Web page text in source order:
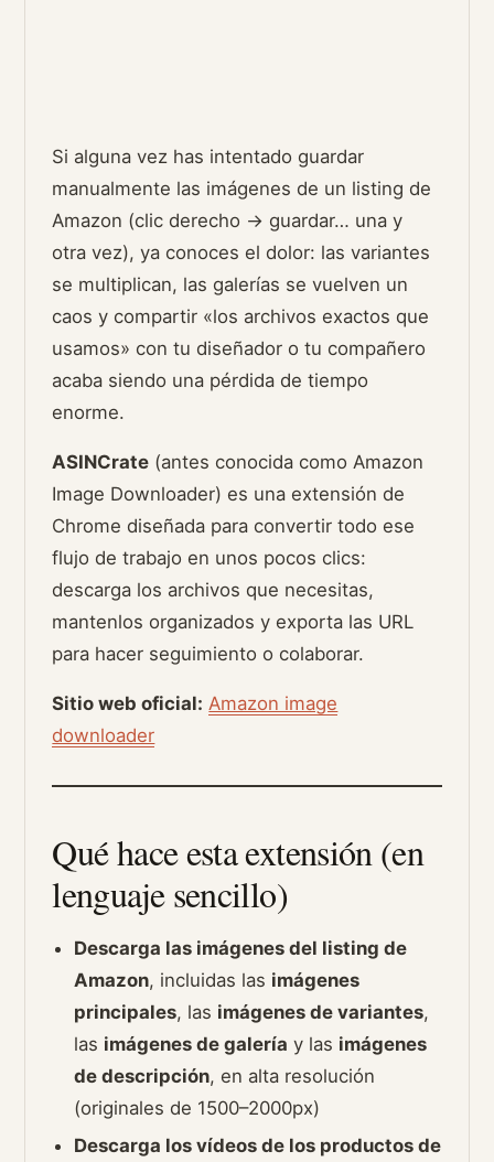
Si alguna vez has intentado guardar
manualmente las imágenes de un listing de
Amazon (clic derecho → guardar… una y
otra vez), ya conoces el dolor: las variantes
se multiplican, las galerías se vuelven un
caos y compartir «los archivos exactos que
usamos» con tu diseñador o tu compañero
acaba siendo una pérdida de tiempo
enorme.
ASINCrate (antes conocida como Amazon
Image Downloader) es una extensión de
Chrome diseñada para convertir todo ese
flujo de trabajo en unos pocos clics:
descarga los archivos que necesitas,
mantenlos organizados y exporta las URL
para hacer seguimiento o colaborar.
Sitio web oficial: Amazon image
downloader
Qué hace esta extensión (en
lenguaje sencillo)
Descarga las imágenes del listing de
Amazon, incluidas las imágenes
principales, las imágenes de variantes,
las imágenes de galería y las imágenes
de descripción, en alta resolución
(originales de 1500–2000px)
Descarga los vídeos de los productos de